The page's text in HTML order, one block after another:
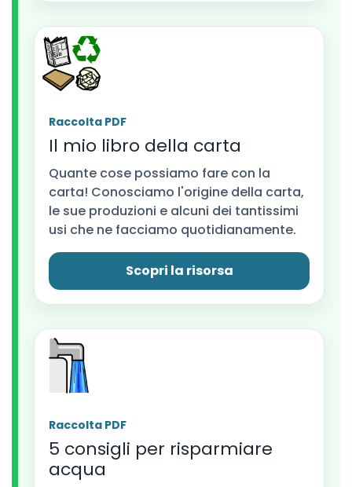
Raccolta PDF
Il mio libro della carta
Quante cose possiamo fare con la
carta! Conosciamo l'origine della carta,
le sue produzioni e alcuni dei tantissimi
usi che ne facciamo quotidianamente.
Scopri la risorsa
Raccolta PDF
5 consigli per risparmiare
acqua